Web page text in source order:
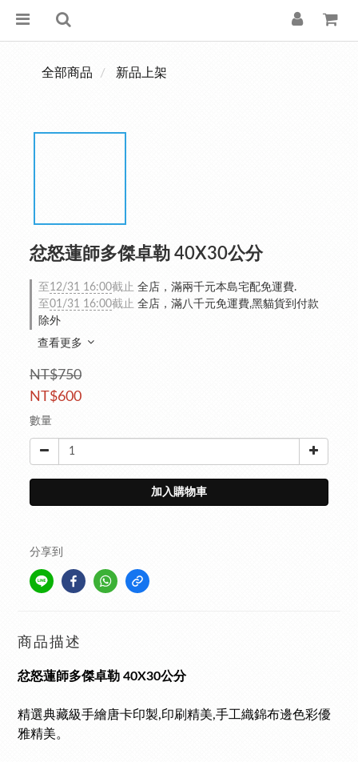
全部商品 新品上架
忿怒蓮師多傑卓勒 40X30公分
至 12/31 16:00截止 全店，滿兩千元本島宅配免運費.
至01/31 16:00截止 全店，滿八千元免運費,黑貓貨到付款
除外
查看更多
NT$750
NT$600
數量
加入購物車
分享到
商品描述
忿怒蓮師多傑卓勒 40X30公分
精選典藏級手繪唐卡印製,印刷精美,手工織錦布邊色彩優
雅精美。